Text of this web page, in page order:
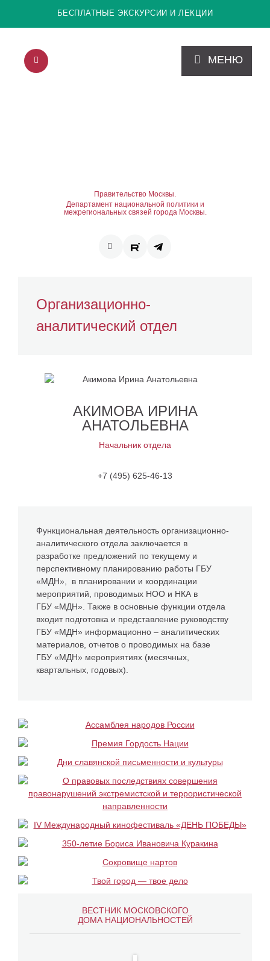
БЕСПЛАТНЫЕ ЭКСКУРСИИ И ЛЕКЦИИ
МЕНЮ
Правительство Москвы.
Департамент национальной политики и
межрегиональных связей города Москвы.
Организационно-
аналитический отдел
АКИМОВА ИРИНА
АНАТОЛЬЕВНА
Начальник отдела
+7 (495) 625-46-13
Функциональная деятельность организационно-
аналитического отдела заключается в
разработке предложений по текущему и
перспективному планированию работы ГБУ
«МДН», в планировании и координации
мероприятий, проводимых НОО и НКА в
ГБУ «МДН». Также в основные функции отдела
входит подготовка и представление руководству
ГБУ «МДН» информационно – аналитических
материалов, отчетов о проводимых на базе
ГБУ «МДН» мероприятиях (месячных,
квартальных, годовых).
ВЕСТНИК МОСКОВСКОГО
ДОМА НАЦИОНАЛЬНОСТЕЙ